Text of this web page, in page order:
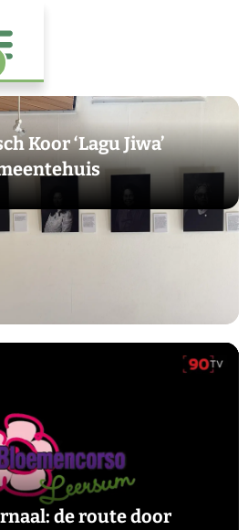
Koor ‘Lagu Jiwa’
de route door